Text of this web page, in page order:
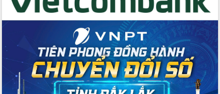
cho trạm y tế cấp xã
Du lịch Đắk Lắk nâng tầm trải nghiệm
du khách thông qua Hệ thống cơ sở dữ
Tập huấn ứng dụng trí tuệ nhân tạo (AI)
trong thương mại điện tử năm 2026
Đoàn đại biểu Quốc hội tỉnh Đắk Lắk
trao đổi thông tin trước Kỳ họp thứ
nhất, Quốc hội khóa XVI